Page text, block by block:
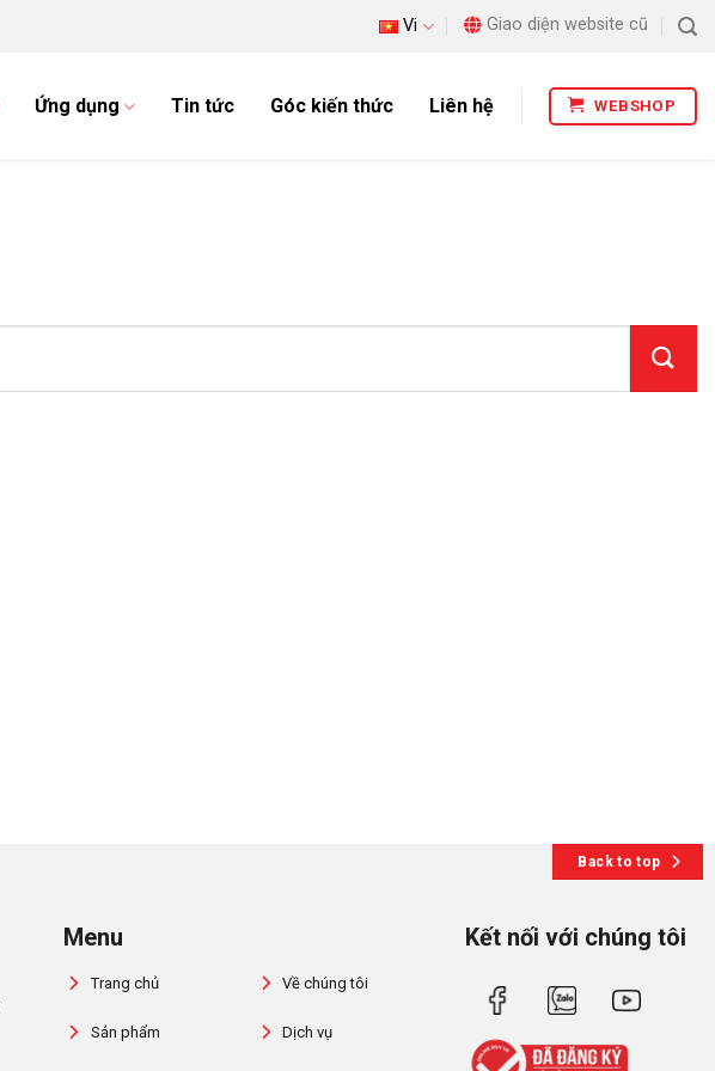
Vi Giao diện website cũ
Ứng dụng Tin tức Góc kiến thức Liên hệ WEBSHOP
Back to top
Menu
Trang chủ Về chúng tôi
Sản phẩm Dịch vụ
Kết nối với chúng tôi